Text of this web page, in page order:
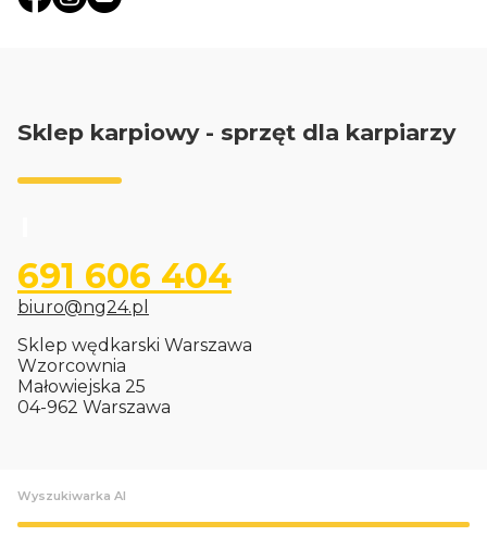
Sklep karpiowy - sprzęt dla karpiarzy
691 606 404
biuro@ng24.pl
Sklep wędkarski Warszawa
Wzorcownia
Małowiejska 25
04-962 Warszawa
Wyszukiwarka AI